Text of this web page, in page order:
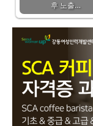
후 노출…